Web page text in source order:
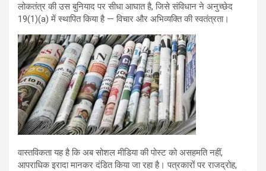
लोकतंत्र की उस बुनियाद पर सीधा आघात है, जिसे संविधान ने अनुच्छेद
19(1)(a) में स्थापित किया है — विचार और अभिव्यक्ति की स्वतंत्रता।
वास्तविकता यह है कि अब सोशल मीडिया की पोस्ट को असहमति नहीं,
आपराधिक इरादा मानकर दंडित किया जा रहा है। पत्रकारों पर राजद्रोह,